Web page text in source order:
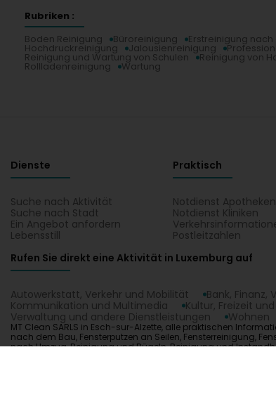
Rubriken :
Boden Reinigung
Büroreinigung Erstreinigung nach
Hochdruckreinigung Jalousienreinigung
Reinigung und Wartung von Schulen Reinigung von
Rollladenreinigung Wartung
Dienste
Suche nach Aktivität
Suche nach Stadt
Ein Angebot anfordern
Lebensstill
Praktisch
Notdienst Apotheken
Notdienst Kliniken
Postleitzahlen
Rufen Sie direkt eine Aktivität in Luxemburg auf
Autowerkstatt, Verkehr und Mobilität Bank, Finanz,
Kommunikation und Multimedia
Kultur, Freizeit
Verwaltung und andere Dienstleistungen
Wohnen
MT Clean SARLS in Esch-sur-Alzette, alle praktischen
nach dem Bau, Fensterputzen an Seilen, Fensterreinigung,
nach Umzug, Reinigung und Bügeln, Reinigung und